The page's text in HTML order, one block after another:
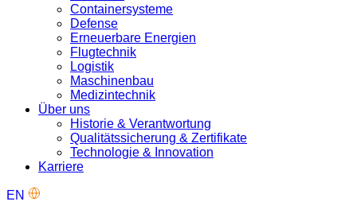
Containersysteme
Defense
Erneuerbare Energien
Flugtechnik
Logistik
Maschinenbau
Medizintechnik
Über uns
Historie & Verantwortung
Qualitätssicherung & Zertifikate
Technologie & Innovation
Karriere
EN